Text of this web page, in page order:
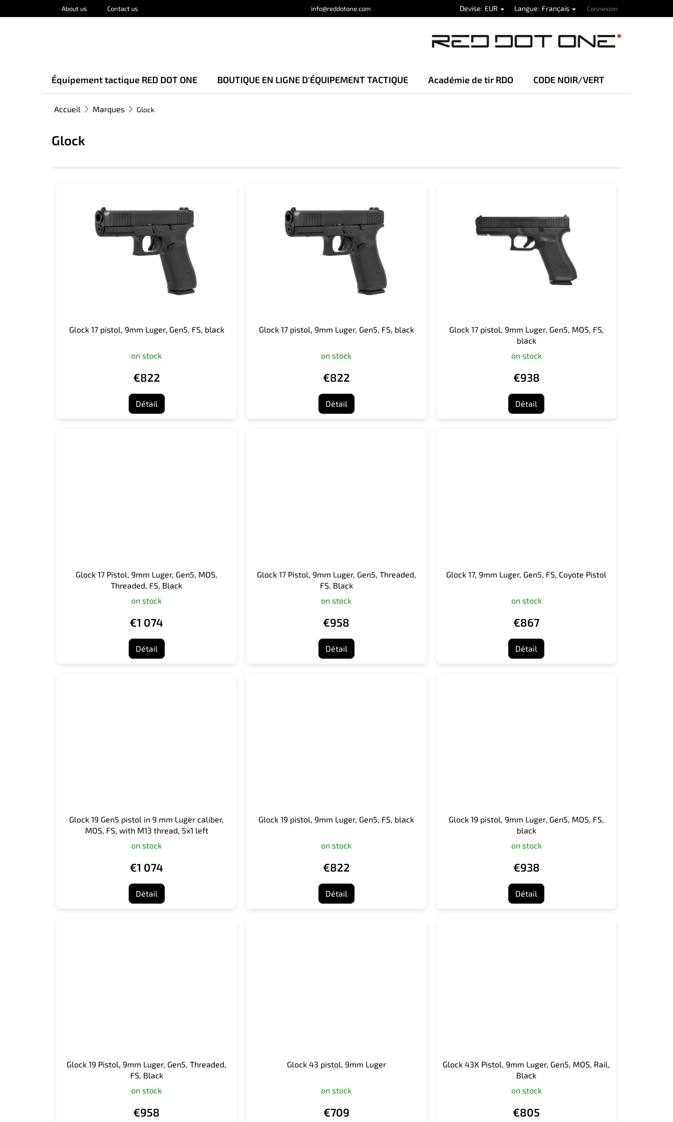
au
info@reddotone.com
About us Contact us Devise EUR Langue Français Connexion
Équipement tactique RED DOT ONE BOUTIQUE EN LIGNE D'ÉQUIPEMENT TACTIQUE Académie de tir RDO CODE NOIR/VERT
Accueil Marques Glock
Glock
Glock 17 pistol, 9mm Luger, Gen5, FS, black
on stock
€822
Détail
Glock 17 pistol, 9mm Luger, Gen5, FS, black
on stock
€822
Détail
Glock 17 pistol, 9mm Luger, Gen5, MOS, FS,
black
on stock
€938
Détail
Glock 17 Pistol, 9mm Luger, Gen5, MOS,
Threaded, FS, Black
on stock
€1 074
Détail
Glock 17 Pistol, 9mm Luger, Gen5, Threaded,
FS, Black
on stock
€958
Détail
Glock 17, 9mm Luger, Gen5, FS, Coyote Pistol
on stock
€867
Détail
Glock 19 Gen5 pistol in 9 mm Luger caliber,
MOS, FS, with M13 thread, 5x1 left
on stock
€1 074
Détail
Glock 19 pistol, 9mm Luger, Gen5, FS, black
on stock
€822
Détail
Glock 19 pistol, 9mm Luger, Gen5, MOS, FS,
black
on stock
€938
Détail
Glock 19 Pistol, 9mm Luger, Gen5, Threaded,
FS, Black
on stock
€958
Glock 43 pistol, 9mm Luger
on stock
€709
Glock 43X Pistol, 9mm Luger, Gen5, MOS, Rail,
Black
on stock
€805